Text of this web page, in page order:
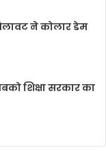
ने कोलार डेम
शिक्षा सरकार का